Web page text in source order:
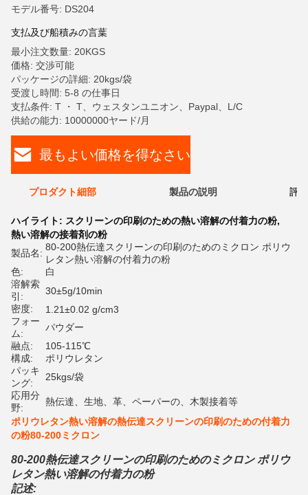
モデル番号: DS204
支払及び船積みの言葉
最小注文数量: 20KGS
価格: 交渉可能
パッケージの詳細: 20kgs/袋
受渡し時間: 5-8 の仕事日
支払条件: T ・ T、ウェスタンユニオン、Paypal、L/C
供給の能力: 10000000ヤード/月
最もよい価格を得なさい
プロダクト細部 製品の説明 評
ハイライト: スクリーンの印刷のための熱い溶解の付着力の粉,
熱い溶解の接着剤の粉
製品名:
80-200熱伝達スクリーンの印刷のためのミクロン ポリウ
レタン熱い溶解の付着力の粉
色:
白
溶解索
引:
30±5g/10min
密度:
1.21±0.02 g/cm3
フォー
ム:
パウダー
融点:
105-115℃
構成:
ポリウレタン
パッキ
ング:
25kgs/袋
応用分
野:
熱伝達、生地、革、ペーパーの、木製接着等
ポリウレタン熱い溶解の熱伝達スクリーンの印刷のための付着力
の粉80-200ミクロン
80-200熱伝達スクリーンの印刷のためのミクロン ポリウ
レタン熱い溶解の付着力の粉
記述: